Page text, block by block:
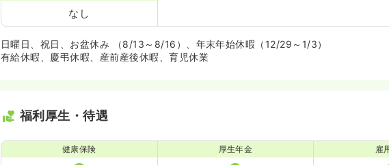
なし
日曜日、祝日、お盆休み （8/13～8/16）、年末年始休暇（12/29～1/3）
有給休暇、慶弔休暇、産前産後休暇、育児休業
福利厚生・待遇
健康保険 厚生年金 雇